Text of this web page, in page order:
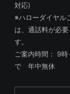
対応)
※ハローダイヤル
は、通話料が必要
す。
ご案内時間： 9時
で 年中無休